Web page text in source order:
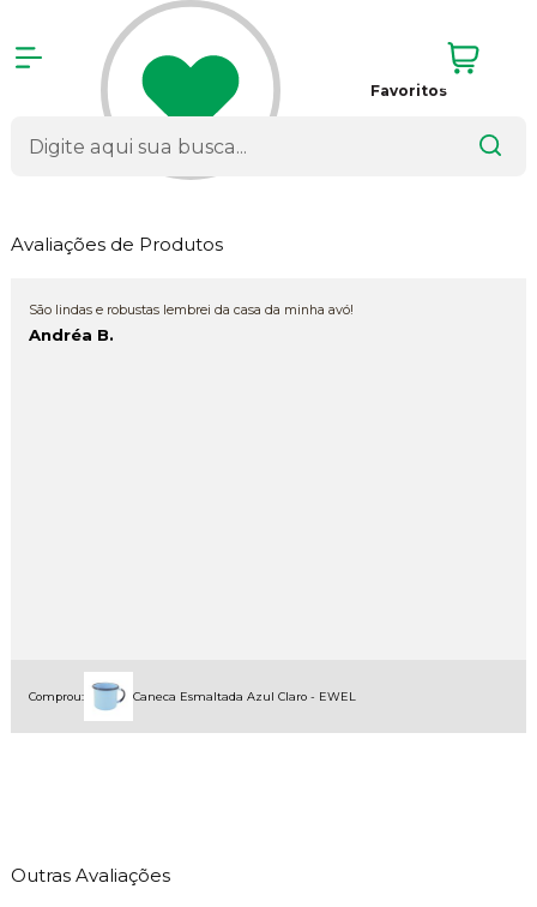
Favoritos
Avaliações de Produtos
São lindas e robustas lembrei da casa da minha avó!
Andréa B.
Comprou: Caneca Esmaltada Azul Claro - EWEL
Outras Avaliações